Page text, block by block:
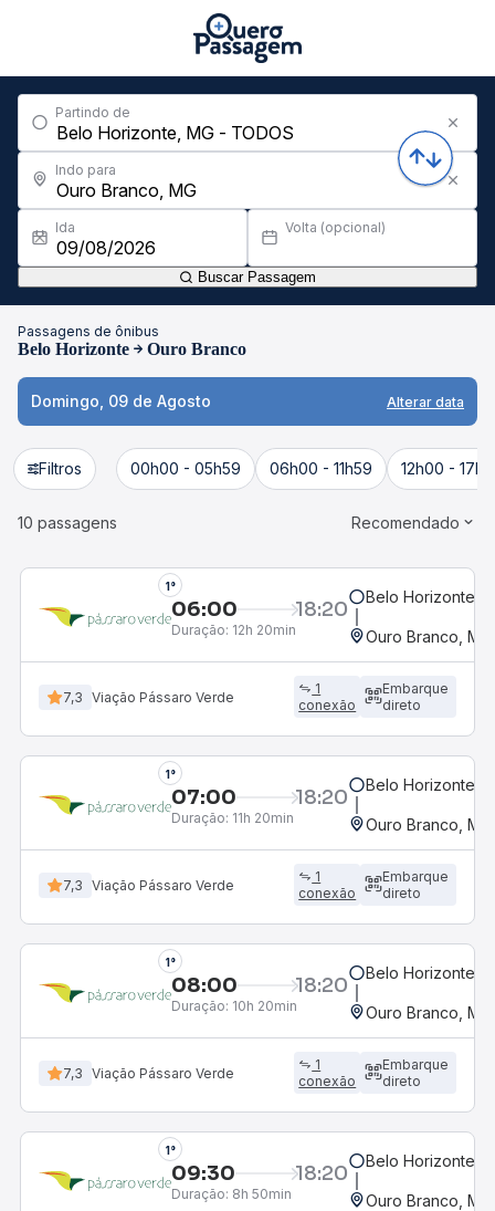
Partindo de
Indo para
Ida Volta (opcional)
Buscar Passagem
Passagens de ônibus
Belo Horizonte Ouro Branco
Domingo, 09 de Agosto Alterar data
Filtros 00h00 - 05h59 06h00 - 11h59 12h00 -
10 passagens Recomendado
1°
06:00 18:20
Duração: 12h 20min
Belo Horizonte,
Ouro Branco, MG
7,3 Viação Pássaro Verde
1
conexão
Embarque
direto
1°
07:00 18:20
Duração: 11h 20min
Belo Horizonte,
Ouro Branco, MG
7,3 Viação Pássaro Verde
1
conexão
Embarque
direto
1°
08:00 18:20
Duração: 10h 20min
Belo Horizonte,
Ouro Branco, MG
7,3 Viação Pássaro Verde
1
conexão
Embarque
direto
1°
09:30 18:20
Duração: 8h 50min
Belo Horizonte,
Ouro Branco, MG